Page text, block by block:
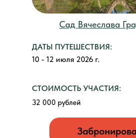
СТОИМОСТЬ УЧАСТИЯ:
ДАТЫ ПУТЕШЕСТВИЯ:
Сад Вячеслава
10 - 12 июля 2026 г.
32 000 рублей